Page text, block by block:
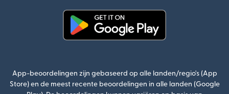
App-beoordelingen zijn gebaseerd op alle landen/regio's (App
Store) en de meest recente beoordelingen in alle landen (Google